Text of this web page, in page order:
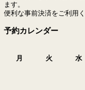
ます。
便利な事前決済をご利用く
予約カレンダー
月
火 水